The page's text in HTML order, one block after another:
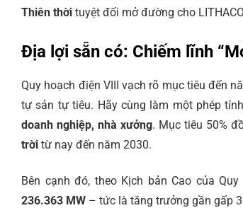
Thiên thời tuyệt đối mở đường cho
Địa lợi sẵn có: Chiếm lĩnh
Quy hoạch điện VIII vạch rõ mục tiêu đến
tự sản tự tiêu. Hãy cùng làm một phép
doanh nghiệp, nhà xưởng. Mục tiêu 50%
trời từ nay đến năm 2030.
Bên cạnh đó, theo Kịch bản Cao của
236.363 MW – tức là tăng trưởng gần gấp